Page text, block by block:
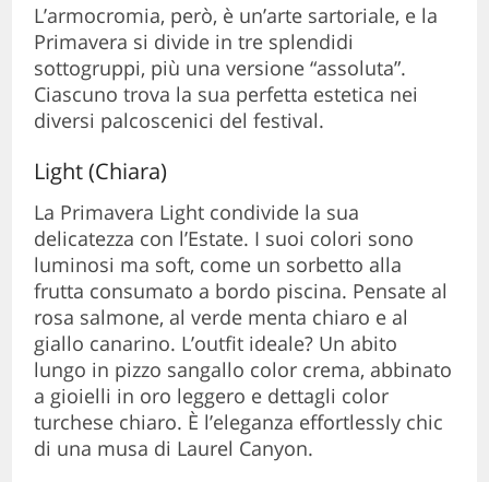
L’armocromia, però, è un’arte sartoriale, e la
Primavera si divide in tre splendidi
sottogruppi, più una versione “assoluta”.
Ciascuno trova la sua perfetta estetica nei
diversi palcoscenici del festival.
Light (Chiara)
La Primavera Light condivide la sua
delicatezza con l’Estate. I suoi colori sono
luminosi ma soft, come un sorbetto alla
frutta consumato a bordo piscina. Pensate al
rosa salmone, al verde menta chiaro e al
giallo canarino. L’outfit ideale? Un abito
lungo in pizzo sangallo color crema, abbinato
a gioielli in oro leggero e dettagli color
turchese chiaro. È l’eleganza effortlessly chic
di una musa di Laurel Canyon.